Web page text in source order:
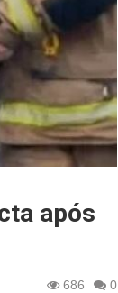
após
686 0